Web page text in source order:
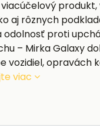
aj rôznych
proti
– Mirka Galaxy
vozidiel, opravách
viac